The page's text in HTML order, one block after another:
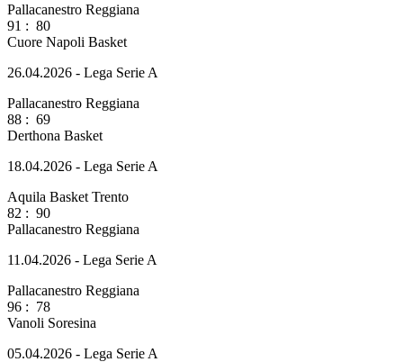
Pallacanestro Reggiana
91 : 80
Cuore Napoli Basket
26.04.2026 - Lega Serie A
Pallacanestro Reggiana
88 : 69
Derthona Basket
18.04.2026 - Lega Serie A
Aquila Basket Trento
82 : 90
Pallacanestro Reggiana
11.04.2026 - Lega Serie A
Pallacanestro Reggiana
96 : 78
Vanoli Soresina
05.04.2026 - Lega Serie A